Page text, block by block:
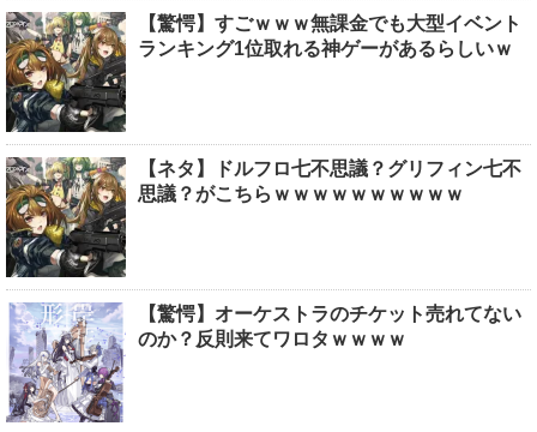
【驚愕】すごｗｗｗ無課金でも大型イベント
ランキング1位取れる神ゲーがあるらしいｗ
【ネタ】ドルフロ七不思議？グリフィン七不
思議？がこちらｗｗｗｗｗｗｗｗｗｗ
【驚愕】オーケストラのチケット売れてない
のか？反則来てワロタｗｗｗｗ